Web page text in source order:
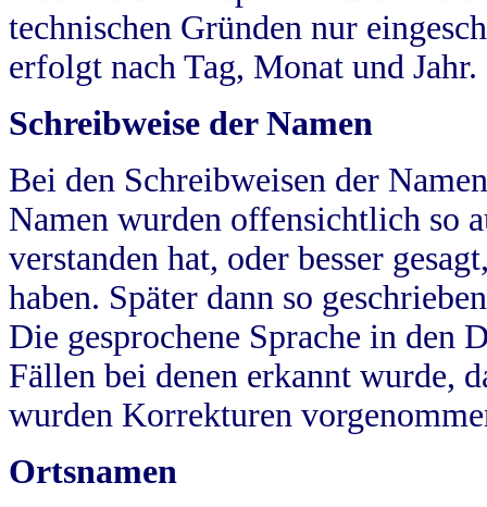
technischen Gründen nur
erfolgt nach Tag, Monat und Jahr.
Schreibweise der Namen
Bei den Schreibweisen der
Namen wurden offensichtlich so
verstanden hat, oder besser
haben. Später dann so
Die gesprochene Sprache in
Fällen bei denen erkannt wurde,
wurden Korrekturen
Ortsnamen